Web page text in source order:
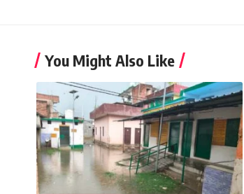
You Might Also Like